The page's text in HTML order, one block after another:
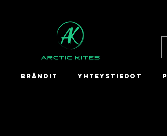
BRÄNDIT YHTEYSTIEDOT